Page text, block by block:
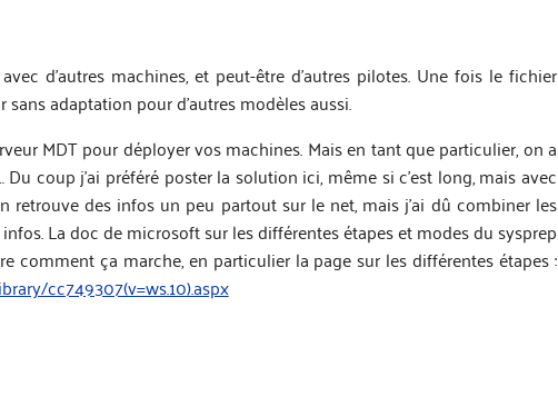
d’autres machines, et peut-être d’autres pilotes. Une fois le fichier
adaptation pour d’autres modèles aussi.
MDT pour déployer vos machines. Mais en tant que particulier, on a
coup j’ai préféré poster la solution ici, même si c’est long, mais avec
retrouve des infos un peu partout sur le net, mais j’ai dû combiner les
La doc de microsoft sur les différentes étapes et modes du sysprep
comment ça marche, en particulier la page sur les différentes étapes :
cc749307(v=ws.10).aspx